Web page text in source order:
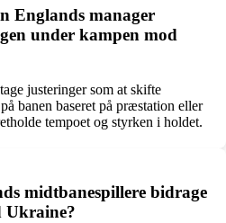
Englands manager
under kampen mod
justeringer som at skifte
banen baseret på præstation eller
tempoet og styrken i holdet.
midtbanespillere bidrage
Ukraine?